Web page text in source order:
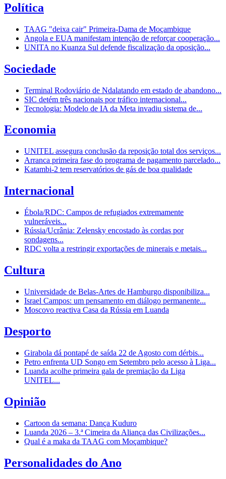
Política
TAAG "deixa cair" Primeira-Dama de Moçambique
Angola e EUA manifestam intenção de reforçar cooperação...
UNITA no Kuanza Sul defende fiscalização da oposição...
Sociedade
Terminal Rodoviário de Ndalatando em estado de abandono...
SIC detém três nacionais por tráfico internacional...
Tecnologia: Modelo de IA da Meta invadiu sistema de...
Economia
UNITEL assegura conclusão da reposição total dos serviços...
Arranca primeira fase do programa de pagamento parcelado...
Katambi-2 tem reservatórios de gás de boa qualidade
Internacional
Ébola/RDC: Campos de refugiados extremamente
vulneráveis...
Rússia/Ucrânia: Zelensky encostado às cordas por
sondagens...
RDC volta a restringir exportações de minerais e metais...
Cultura
Universidade de Belas-Artes de Hamburgo disponibiliza...
Israel Campos: um pensamento em diálogo permanente...
Moscovo reactiva Casa da Rússia em Luanda
Desporto
Girabola dá pontapé de saída 22 de Agosto com dérbis...
Petro enfrenta UD Songo em Setembro pelo acesso à Liga...
Luanda acolhe primeira gala de premiação da Liga
UNITEL...
Opinião
Cartoon da semana: Dança Kuduro
Luanda 2026 – 3.ª Cimeira da Aliança das Civilizações...
Qual é a maka da TAAG com Moçambique?
Personalidades do Ano